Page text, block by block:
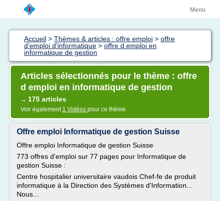
Menu
Accueil > Thèmes & articles : offre emploi > offre
d'emploi d'informatique > offre d emploi en
informatique de gestion
Articles sélectionnés pour le thème : offre
d emploi en informatique de gestion
→ 175 articles
Voir également 1 Vidéos pour ce thème
Offre emploi Informatique de gestion Suisse
Offre emploi Informatique de gestion Suisse
773 offres d'emploi sur 77 pages pour Informatique de
gestion Suisse :
Centre hospitalier universitaire vaudois Chef-fe de produit
informatique à la Direction des Systèmes d'Information...
Nous...